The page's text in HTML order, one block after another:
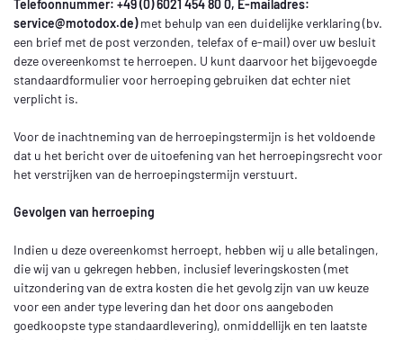
Telefoonnummer: +49 (0) 6021 454 80 0, E-mailadres:
service@motodox.de)met behulp van een duidelijke verklaring (bv.
een brief met de post verzonden, telefax of e-mail) over uw besluit
deze overeenkomst te herroepen. U kunt daarvoor het bijgevoegde
standaardformulier voor herroeping gebruiken dat echter niet
verplicht is.
Voor de inachtneming van de herroepingstermijn is het voldoende
dat u het bericht over de uitoefening van het herroepingsrecht voor
het verstrijken van de herroepingstermijn verstuurt.
Gevolgen van herroeping
Indien u deze overeenkomst herroept, hebben wij u alle betalingen,
die wij van u gekregen hebben, inclusief leveringskosten (met
uitzondering van de extra kosten die het gevolg zijn van uw keuze
voor een ander type levering dan het door ons aangeboden
goedkoopste type standaardlevering), onmiddellijk en ten laatste